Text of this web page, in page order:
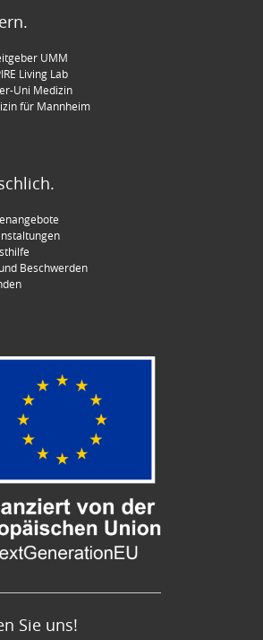
UMM
Living Lab
Uni Medizin
für Mannheim
Beschwerden
Sie uns!